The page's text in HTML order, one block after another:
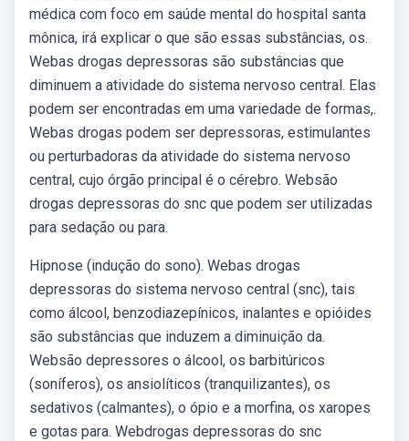
médica com foco em saúde mental do hospital santa
mônica, irá explicar o que são essas substâncias, os.
Webas drogas depressoras são substâncias que
diminuem a atividade do sistema nervoso central. Elas
podem ser encontradas em uma variedade de formas,.
Webas drogas podem ser depressoras, estimulantes
ou perturbadoras da atividade do sistema nervoso
central, cujo órgão principal é o cérebro. Websão
drogas depressoras do snc que podem ser utilizadas
para sedação ou para.
Hipnose (indução do sono). Webas drogas
depressoras do sistema nervoso central (snc), tais
como álcool, benzodiazepínicos, inalantes e opióides
são substâncias que induzem a diminuição da.
Websão depressores o álcool, os barbitúricos
(soníferos), os ansiolíticos (tranquilizantes), os
sedativos (calmantes), o ópio e a morfina, os xaropes
e gotas para. Webdrogas depressoras do snc